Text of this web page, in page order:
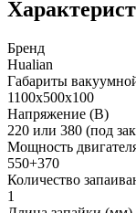
Бренд
Hualian
Габариты
1100х500х100
Напряжение (В)
220 или 380 (под
Мощность
550+370
Количество
1